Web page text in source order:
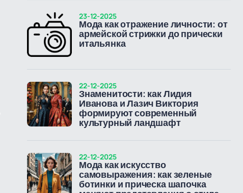
Мода как отражение личности: от
армейской стрижки до прически
итальянка
23-12-2025
Знаменитости: как Лидия
Иванова и Лазич Виктория
формируют современный
культурный ландшафт
22-12-2025
Мода как искусство
самовыражения: как зеленые
ботинки и прическа шапочка
22-12-2025